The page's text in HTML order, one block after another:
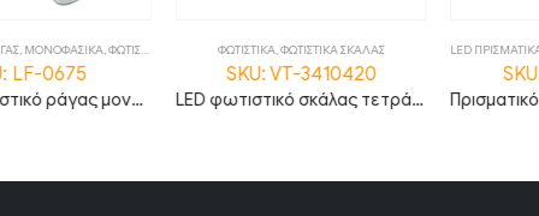
,ΦΩΤΙΣΤΙΚΑ
0675
Apollo φωτιστικό ράγας μονοφασικό LED COB 30W 4000Κ με λευκό σώμα
ΦΩΤΙΣΤΙΚΑ,ΦΩΤΙΣΤΙΚΑ ΣΚΑΛΑΣ
SKU: VT-3410420
LED φωτιστικό σκάλας τετράγωνο 3W 3000K θερμό λευκό με μαύρο σώμα IP65
LED ΠΡΙΣΜΑΤΙΚΑ
SKU: